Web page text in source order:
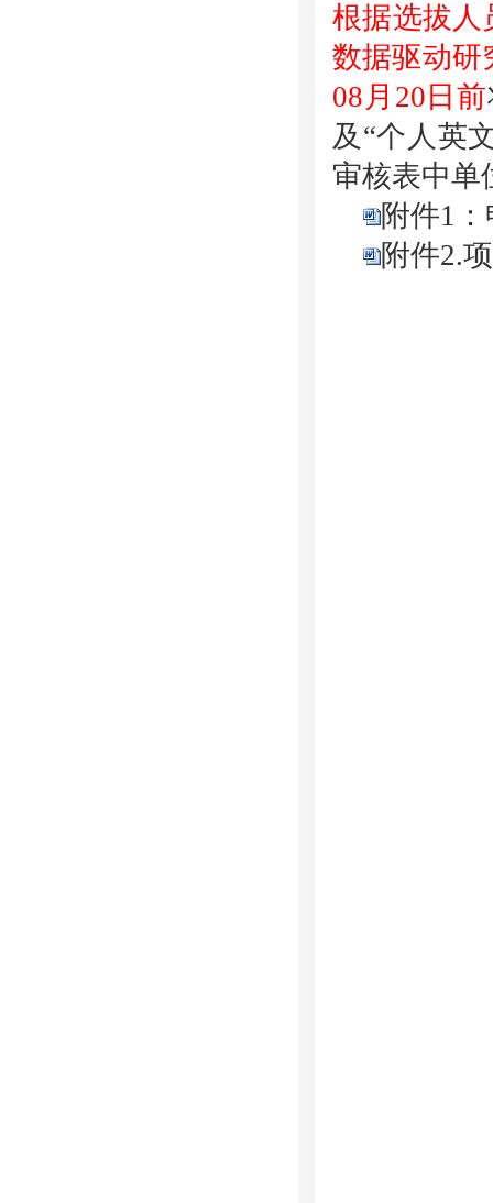
根据选拔人
数据驱动研
08 月 20 日前
及“个人英
审核表中单
附件1
附件2.